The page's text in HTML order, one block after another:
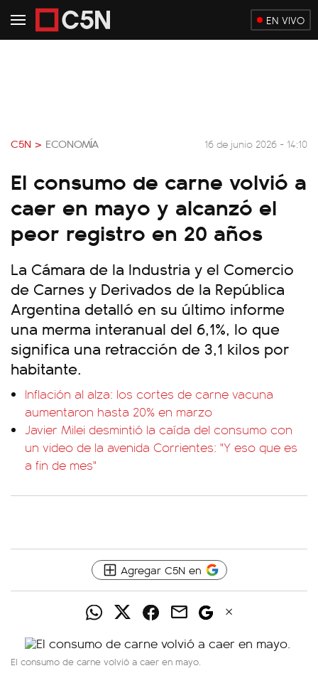
EN VIVO
C5N > ECONOMÍA 16 de junio 2026 - 14:10
El consumo de carne volvió a
caer en mayo y alcanzó el
peor registro en 20 años
La Cámara de la Industria y el Comercio
de Carnes y Derivados de la República
Argentina detalló en su último informe
una merma interanual del 6,1%, lo que
significa una retracción de 3,1 kilos por
habitante.
Inflación al alza: los cortes de carne vacuna
aumentaron hasta 20% en marzo
Javier Milei desmintió la caída del consumo con
un video de la avenida Corrientes: "Y eso que es
a fin de mes"
Agregar C5N en
El consumo de carne volvió a caer en mayo.